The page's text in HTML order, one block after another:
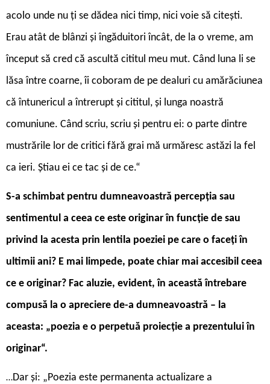
acolo unde nu ţi se dădea nici timp, nici voie să citeşti.
Erau atât de blânzi şi îngăduitori încât, de la o vreme, am
început să cred că ascultă cititul meu mut. Când luna li se
lăsa între coarne, îi coboram de pe dealuri cu amărăciunea
că întunericul a întrerupt şi cititul, şi lunga noastră
comuniune. Când scriu, scriu şi pentru ei: o parte dintre
mustrările lor de critici fără grai mă urmăresc astăzi la fel
ca ieri. Ştiau ei ce tac şi de ce.“
S-a schimbat pentru dumneavoastră percepția sau
sentimentul a ceea ce este originar în funcție de sau
privind la acesta prin lentila poeziei pe care o faceți în
ultimii ani? E mai limpede, poate chiar mai accesibil ceea
ce e originar? Fac aluzie, evident, în această întrebare
compusă la o apreciere de-a dumneavoastră – la
aceasta: „poezia e o perpetuă proiecție a prezentului în
originar“.
…Dar și: „Poezia este permanenta actualizare a